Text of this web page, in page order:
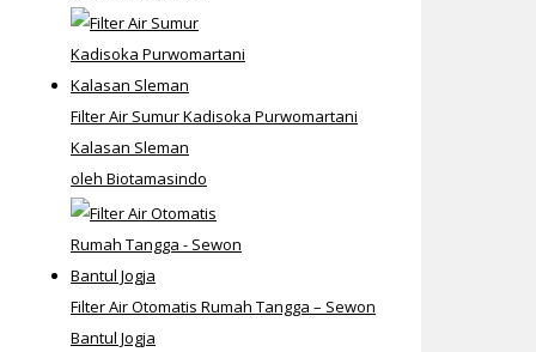
Filter Air Sumur Kadisoka Purwomartani
Kalasan Sleman
oleh Biotamasindo
Filter Air Otomatis Rumah Tangga – Sewon
Bantul Jogja